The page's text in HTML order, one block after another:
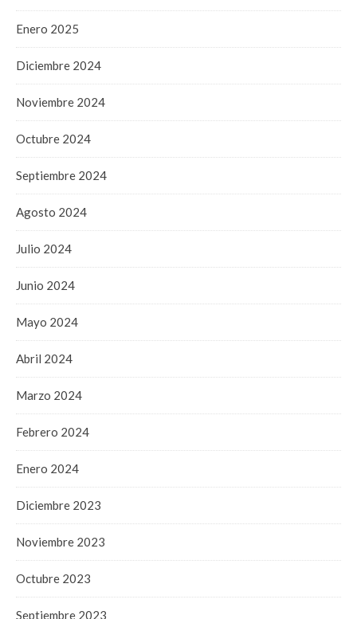
Enero 2025
Diciembre 2024
Noviembre 2024
Octubre 2024
Septiembre 2024
Agosto 2024
Julio 2024
Junio 2024
Mayo 2024
Abril 2024
Marzo 2024
Febrero 2024
Enero 2024
Diciembre 2023
Noviembre 2023
Octubre 2023
Septiembre 2023